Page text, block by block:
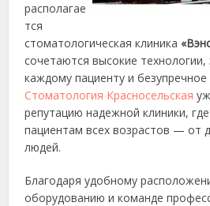
располагае
тся
стоматологическая клиника
сочетаются высокие
каждому пациенту и безупречное
Стоматология Красносельская
репутацию надежной клиники,
пациентам всех возрастов — от
людей.
Благодаря удобному
оборудованию и команде